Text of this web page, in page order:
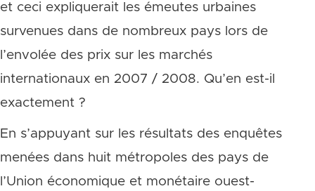
et ceci expliquerait les émeutes urbaines
survenues dans de nombreux pays lors de
l’envolée des prix sur les marchés
internationaux en 2007 / 2008. Qu’en est-il
exactement ?
En s’appuyant sur les résultats des enquêtes
menées dans huit métropoles des pays de
l’Union économique et monétaire ouest-